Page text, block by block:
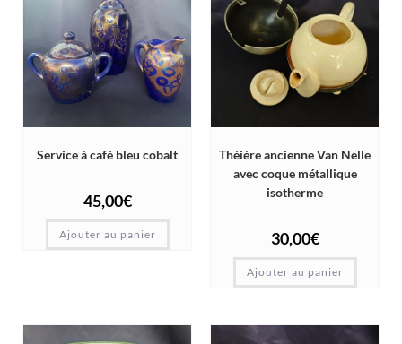
Service à café bleu cobalt
45,00€
Ajouter au panier
Théière ancienne Van Nelle
avec coque métallique
isotherme
30,00€
Ajouter au panier